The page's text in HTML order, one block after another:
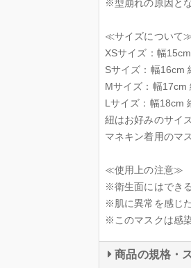
※型崩れの原因と
≪サイズについて
XSサイズ：幅
Sサイズ：幅16cm
Mサイズ：幅17cm
Lサイズ：幅18cm
紐はお好みのサイ
マネキン着用のマ
≪使用上の注意≫
※衛生面にはでき
※肌に異常を感じ
※このマスクは感
商品の規格・